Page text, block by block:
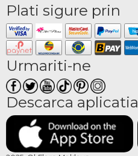
Plati sigure prin
Urmariti-ne
Descarca aplicatia